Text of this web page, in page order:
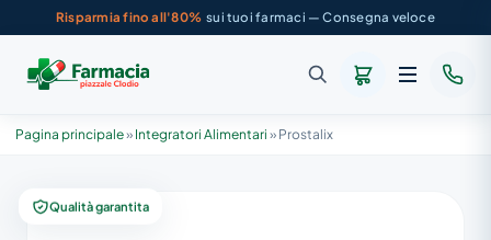
Risparmia fino all'80% sui tuoi farmaci — Consegna veloce
Pagina principale» Integratori Alimentari » Prostalix
Qualità garantita